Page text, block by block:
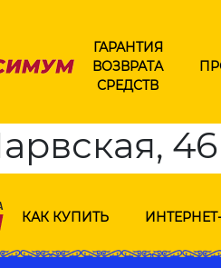
ГАРАНТИЯ
ВОЗВРАТА
СРЕДСТВ
46
КАК КУПИТЬ